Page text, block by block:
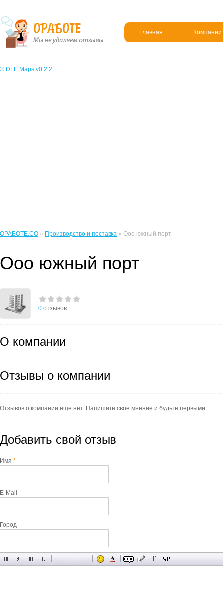
Главная Компании
© DLE Maps v0.2.2
ОРАБОТЕ.CO » Производство и поставка » Ооо южный порт
Ооо южный порт
0 отзывов
О компании
Отзывы о компании
Отзывов о компании еще нет. Напишите свое мнение и будьте первыми
Добавить свой отзыв
Имя *
E-Mail
Город